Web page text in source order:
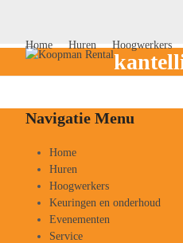
contentHome
Huren Hoogwerkers
Navigatie Menu
Home
Huren
Hoogwerkers
Keuringen en onderhoud
Evenementen
Service